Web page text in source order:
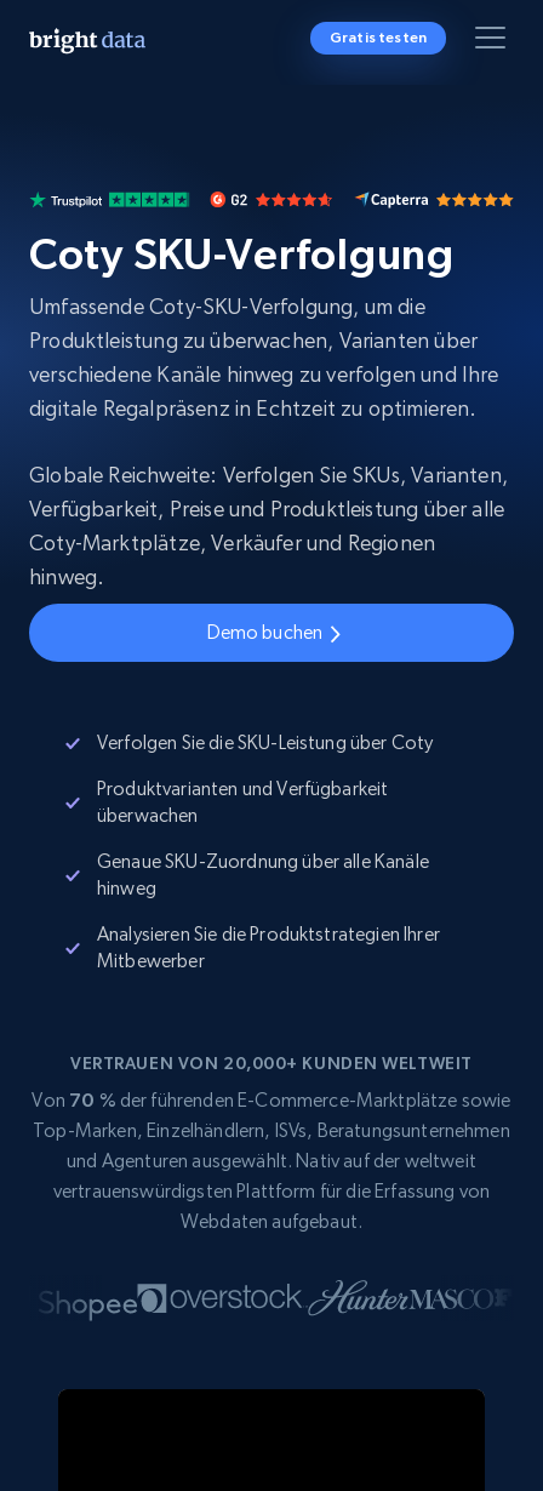
Gratis testen
Coty SKU-Verfolgung
Umfassende Coty-SKU-Verfolgung, um die
Produktleistung zu überwachen, Varianten über
verschiedene Kanäle hinweg zu verfolgen und Ihre
digitale Regalpräsenz in Echtzeit zu optimieren.
Globale Reichweite: Verfolgen Sie SKUs, Varianten,
Verfügbarkeit, Preise und Produktleistung über alle
Coty-Marktplätze, Verkäufer und Regionen
hinweg.
Demo buchen
Verfolgen Sie die SKU-Leistung über Coty
Produktvarianten und Verfügbarkeit
überwachen
Genaue SKU-Zuordnung über alle Kanäle
hinweg
Analysieren Sie die Produktstrategien Ihrer
Mitbewerber
VERTRAUEN VON 20,000+ KUNDEN WELTWEIT
Von 70 % der führenden E-Commerce-Marktplätze sowie
Top-Marken, Einzelhändlern, ISVs, Beratungsunternehmen
und Agenturen ausgewählt. Nativ auf der weltweit
vertrauenswürdigsten Plattform für die Erfassung von
Webdaten aufgebaut.